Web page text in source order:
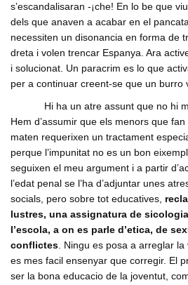
s’escandalisaran -¡che! En lo be que
dels que anaven a acabar en el
necessiten un disonancia en forma de
dreta i volen trencar Espanya. Ara
i solucionat. Un paracrim es lo que
per a continuar creent-se que un burro
Hi ha un atre assunt que no hi
Hem d’assumir que els menors que
maten requerixen un tractament
perque l’impunitat no es un bon
seguixen el meu argument i a partir
l’edat penal se l’ha d’adjuntar unes
socials, pero sobre tot educatives,
lustres, una assignatura de
l’escola, a on es parle d’etica, de
conflictes . Ningu es posa a arreglar la
es mes facil ensenyar que corregir. El
ser la bona educacio de la joventut,